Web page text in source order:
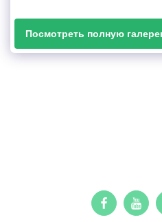
Посмотреть полную